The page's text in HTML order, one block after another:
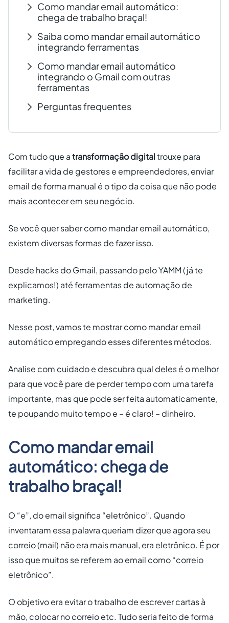
Como mandar email automático:
chega de trabalho braçal!
Saiba como mandar email automático
integrando ferramentas
Como mandar email automático
integrando o Gmail com outras
ferramentas
Perguntas frequentes
Com tudo que atransformação digitaltrouxe para
facilitar a vida de gestores e empreendedores, enviar
email de forma manual é o tipo da coisa que não pode
mais acontecer em seu negócio.
Se você quer saber como mandar email automático,
existem diversas formas de fazer isso.
Desde hacks do Gmail, passando pelo YAMM (já te
explicamos!) até ferramentas de automação de
marketing.
Nesse post, vamos te mostrar como mandar email
automático empregando esses diferentes métodos.
Analise com cuidado e descubra qual deles é o melhor
para que você pare de perder tempo com uma tarefa
importante, mas que pode ser feita automaticamente,
te poupando muito tempo e – é claro! – dinheiro.
Como mandar email
automático: chega de
trabalho braçal!
O “e”, do email significa “eletrônico”. Quando
inventaram essa palavra queriam dizer que agora seu
correio (mail) não era mais manual, era eletrônico. É por
isso que muitos se referem ao email como “correio
eletrônico”.
O objetivo era evitar o trabalho de escrever cartas à
mão, colocar no correio etc. Tudo seria feito de forma